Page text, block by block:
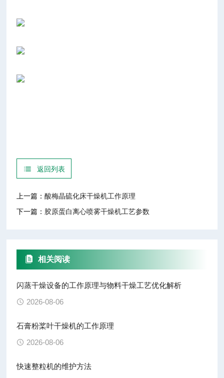
返回列表
上一篇：酸梅晶硫化床干燥机工作原理
下一篇： 胶原蛋白离心喷雾干燥机工艺参数
相关阅读
闪蒸干燥设备的工作原理与物料干燥工艺优化解析
2026-08-06
石膏粉桨叶干燥机的工作原理
2026-08-06
快速整粒机的维护方法